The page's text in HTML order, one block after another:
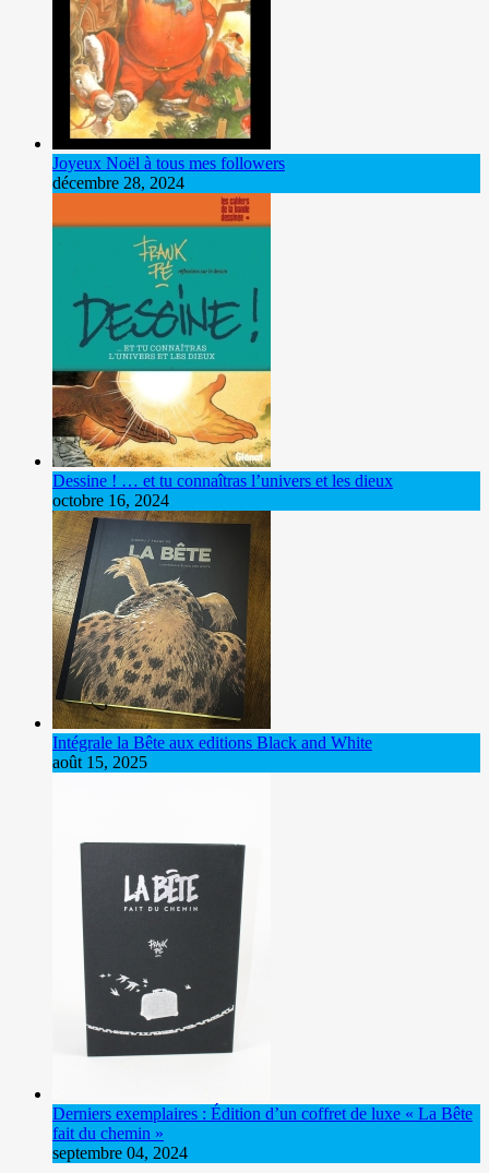
Joyeux Noël à tous mes followers
décembre 28, 2024
Dessine ! … et tu connaîtras l’univers et les dieux
octobre 16, 2024
Intégrale la Bête aux editions Black and White
août 15, 2025
Derniers exemplaires : Édition d’un coffret de luxe « La Bête
fait du chemin »
septembre 04, 2024